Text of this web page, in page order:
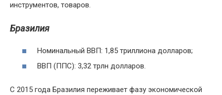
инструментов, товаров.
Бразилия
Номинальный ВВП: 1,85 триллиона долларов;
ВВП (ППС): 3,32 трлн долларов.
С 2015 года Бразилия переживает фазу экономической